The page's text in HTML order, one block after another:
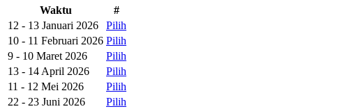
Waktu
#
12 - 13 Januari 2026
Pilih
10 - 11 Februari 2026 Pilih
9 - 10 Maret 2026
Pilih
13 - 14 April 2026
Pilih
11 - 12 Mei 2026
Pilih
22 - 23 Juni 2026
Pilih